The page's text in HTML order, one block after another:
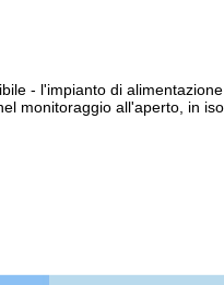
- l'impianto di
monitoraggio all'aperto, in